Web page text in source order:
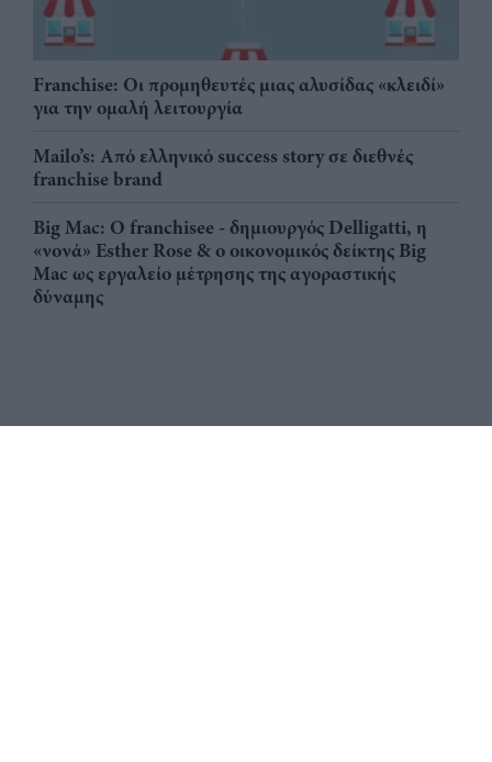
Franchise: Οι προμηθευτές μιας αλυσίδας «κλειδί»
για την ομαλή λειτουργία
Mailo’s: Από ελληνικό success story σε διεθνές
franchise brand
Big Mac: Ο franchisee - δημιουργός Delligatti, η
«νονά» Esther Rose & ο οικονομικός δείκτης Big
Mac ως εργαλείο μέτρησης της αγοραστικής
δύναμης